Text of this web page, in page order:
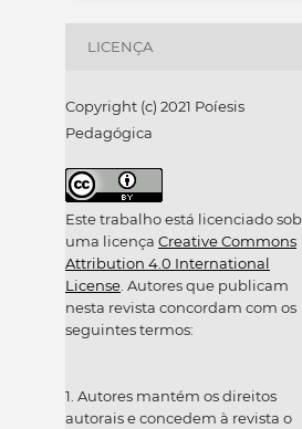
LICENÇA
Copyright (c) 2021 Poíesis
Pedagógica
Este trabalho está licenciado sob
uma licença Creative Commons
Attribution 4.0 International
License . Autores que publicam
nesta revista concordam com os
seguintes termos:
1. Autores mantém os direitos
autorais e concedem à revista o